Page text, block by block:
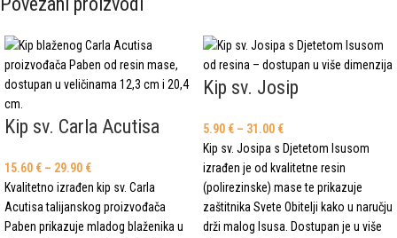
Kip sv. Carla Acutisa
15.60 € – 29.90 €
Kvalitetno izrađen kip sv. Carla
Acutisa talijanskog proizvođača
Paben prikazuje mladog blaženika u
Kip sv. Josip
5.90 € – 31.00 €
Kip sv. Josipa s Djetetom Isusom
izrađen je od kvalitetne resin
(polirezinske) mase te prikazuje
zaštitnika Svete Obitelji kako u naručju
drži malog Isusa. Dostupan je u više